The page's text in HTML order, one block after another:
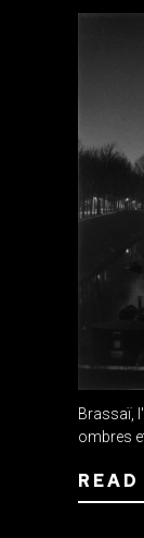
Brassaï,
ombres
READ